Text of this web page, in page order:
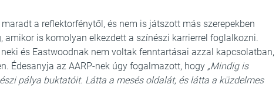
a reflektorfénytől, és nem is játszott más szerepekben
amikor is komolyan elkezdett a színészi karrierrel foglalkozni.
és Eastwoodnak nem voltak fenntartásai azzal kapcsolatban,
Édesanyja az AARP-nek úgy fogalmazott, hogy „Mindig is
pálya buktatóit. Látta a mesés oldalát, és látta a küzdelmes